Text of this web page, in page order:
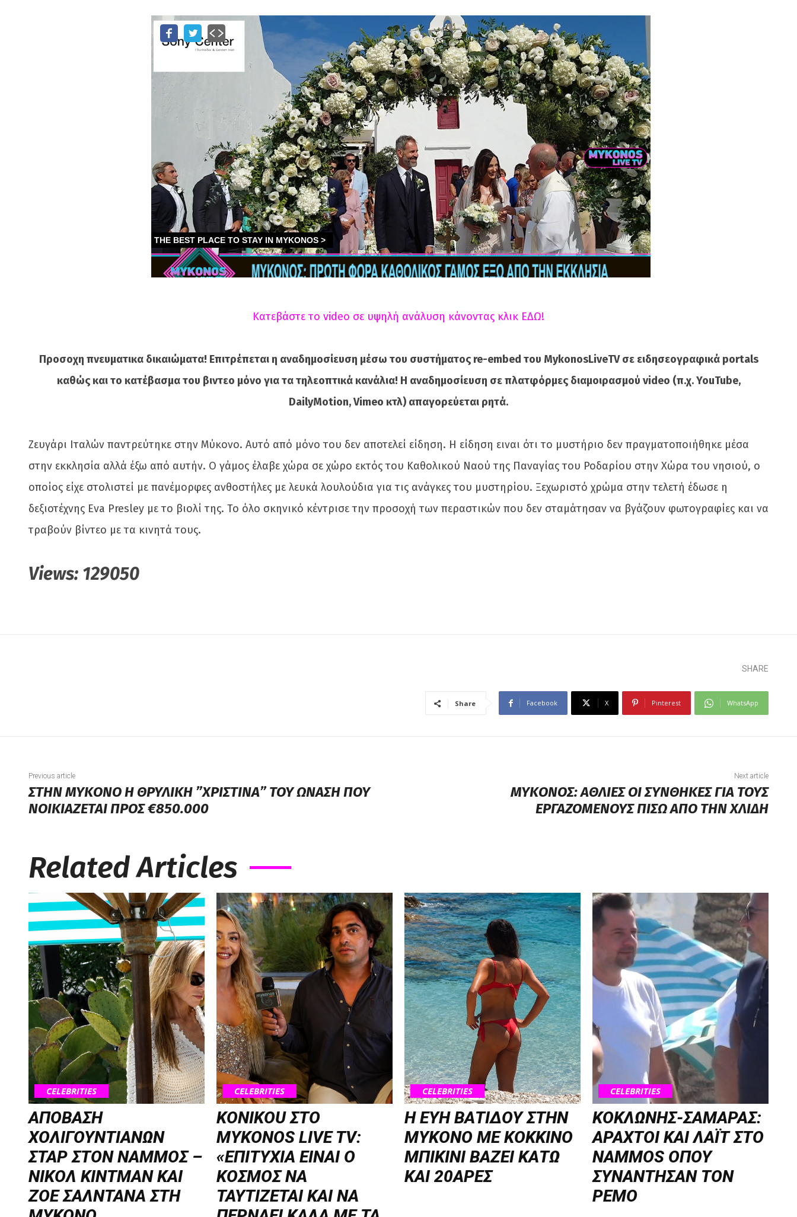
Κατεβάστε το video σε υψηλή ανάλυση κάνοντας κλικ ΕΔΩ!
Προσοχη πνευματικα δικαιώματα! Επιτρέπεται η αναδημοσίευση μέσω του συστήματος re-embed του MykonosLiveTV σε ειδησεογραφικά portals
καθώς και το κατέβασμα του βιντεο μόνο για τα τηλεοπτικά κανάλια! Η αναδημοσίευση σε πλατφόρμες διαμοιρασμού video (π.χ. YouTube,
DailyMotion, Vimeo κτλ) απαγορεύεται ρητά.
Ζευγάρι Ιταλών παντρεύτηκε στην Μύκονο. Αυτό από μόνο του δεν αποτελεί είδηση. Η είδηση ειναι ότι το μυστήριο δεν πραγματοποιήθηκε μέσα
στην εκκλησία αλλά έξω από αυτήν. Ο γάμος έλαβε χώρα σε χώρο εκτός του Καθολικού Ναού της Παναγίας του Ροδαρίου στην Χώρα του νησιού, ο
οποίος είχε στολιστεί με πανέμορφες ανθοστήλες με λευκά λουλούδια για τις ανάγκες του μυστηρίου. Ξεχωριστό χρώμα στην τελετή έδωσε η
δεξιοτέχνης Eva Presley με το βιολί της. Το όλο σκηνικό κέντρισε την προσοχή των περαστικών που δεν σταμάτησαν να βγάζουν φωτογραφίες και να
τραβούν βίντεο με τα κινητά τους.
Views: 129050
SHARE
Share Facebook X Pinterest WhatsApp
Previous article
ΣΤΗΝ ΜΥΚΟΝΟ Η ΘΡΥΛΙΚΗ ”ΧΡΙΣΤΙΝΑ” ΤΟΥ ΩΝΑΣΗ ΠΟΥ
ΝΟΙΚΙΑΖΕΤΑΙ ΠΡΟΣ €850.000
Next article
ΜΥΚΟΝΟΣ: ΑΘΛΙΕΣ ΟΙ ΣΥΝΘΗΚΕΣ ΓΙΑ ΤΟΥΣ
ΕΡΓΑΖΟΜΕΝΟΥΣ ΠΙΣΩ ΑΠΟ ΤΗΝ ΧΛΙΔΗ
Related Articles
CELEBRITIES
ΑΠΟΒΑΣΗ
ΧΟΛΙΓΟΥΝΤΙΑΝΩΝ
ΣΤΑΡ ΣΤΟΝ NΑΜΜΟΣ –
ΝΙΚΟΛ ΚΙΝΤΜΑΝ ΚΑΙ
ΖΟΕ ΣΑΛΝΤΑΝΑ ΣΤΗ
CELEBRITIES
KONIKOU ΣΤΟ
MYKONOS LIVE TV:
«ΕΠΙΤΥΧΙΑ ΕΙΝΑΙ Ο
ΚΟΣΜΟΣ ΝΑ
ΤΑΥΤΙΖΕΤΑΙ KAI ΝΑ
CELEBRITIES
Η ΕΥΗ ΒΑΤΙΔΟΥ ΣΤΗΝ
ΜΥΚΟΝΟ ΜΕ ΚΟΚΚΙΝΟ
ΜΠΙΚΙΝΙ ΒΑΖΕΙ ΚΑΤΩ
ΚΑΙ 20ΑΡΕΣ
CELEBRITIES
ΚΟΚΛΩΝΗΣ-ΣΑΜΑΡΑΣ:
ΑΡΑΧΤΟΙ ΚΑΙ ΛΑΪΤ ΣΤΟ
NAMMOS ΟΠΟΥ
ΣΥΝΑΝΤΗΣΑΝ ΤΟΝ
ΡΕΜΟ